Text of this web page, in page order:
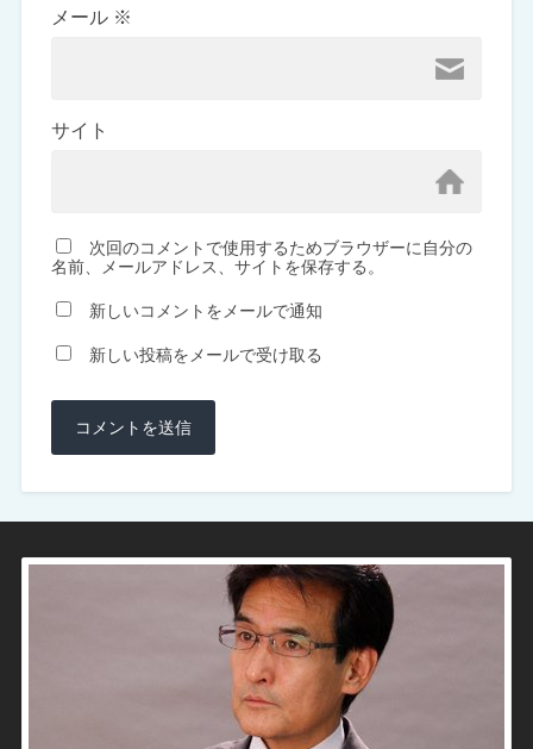
メール ※
サイト
次回のコメントで使用するためブラウザーに自分の
名前、メールアドレス、サイトを保存する。
新しいコメントをメールで通知
新しい投稿をメールで受け取る